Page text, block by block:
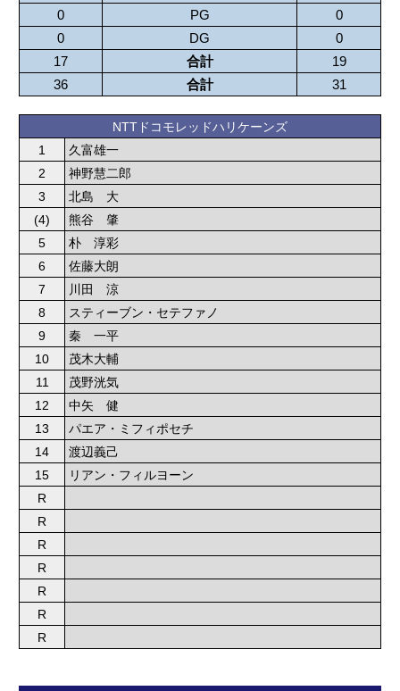
0
PG
0
0
DG
0
17
合計
19
36
合計 31
NTTドコモレッドハリケーンズ
1
久富雄一
2
神野慧二郎
3
北島 大
(4)
熊谷 肇
5
朴 淳彩
6
佐藤大朗
7
川田 涼
8
スティーブン・セテファノ
9
秦 一平
10
茂木大輔
11
茂野洸気
12
中矢 健
13
パエア・ミフィポセチ
14
渡辺義己
15
リアン・フィルヨーン
R
R
R
R
R
R
R